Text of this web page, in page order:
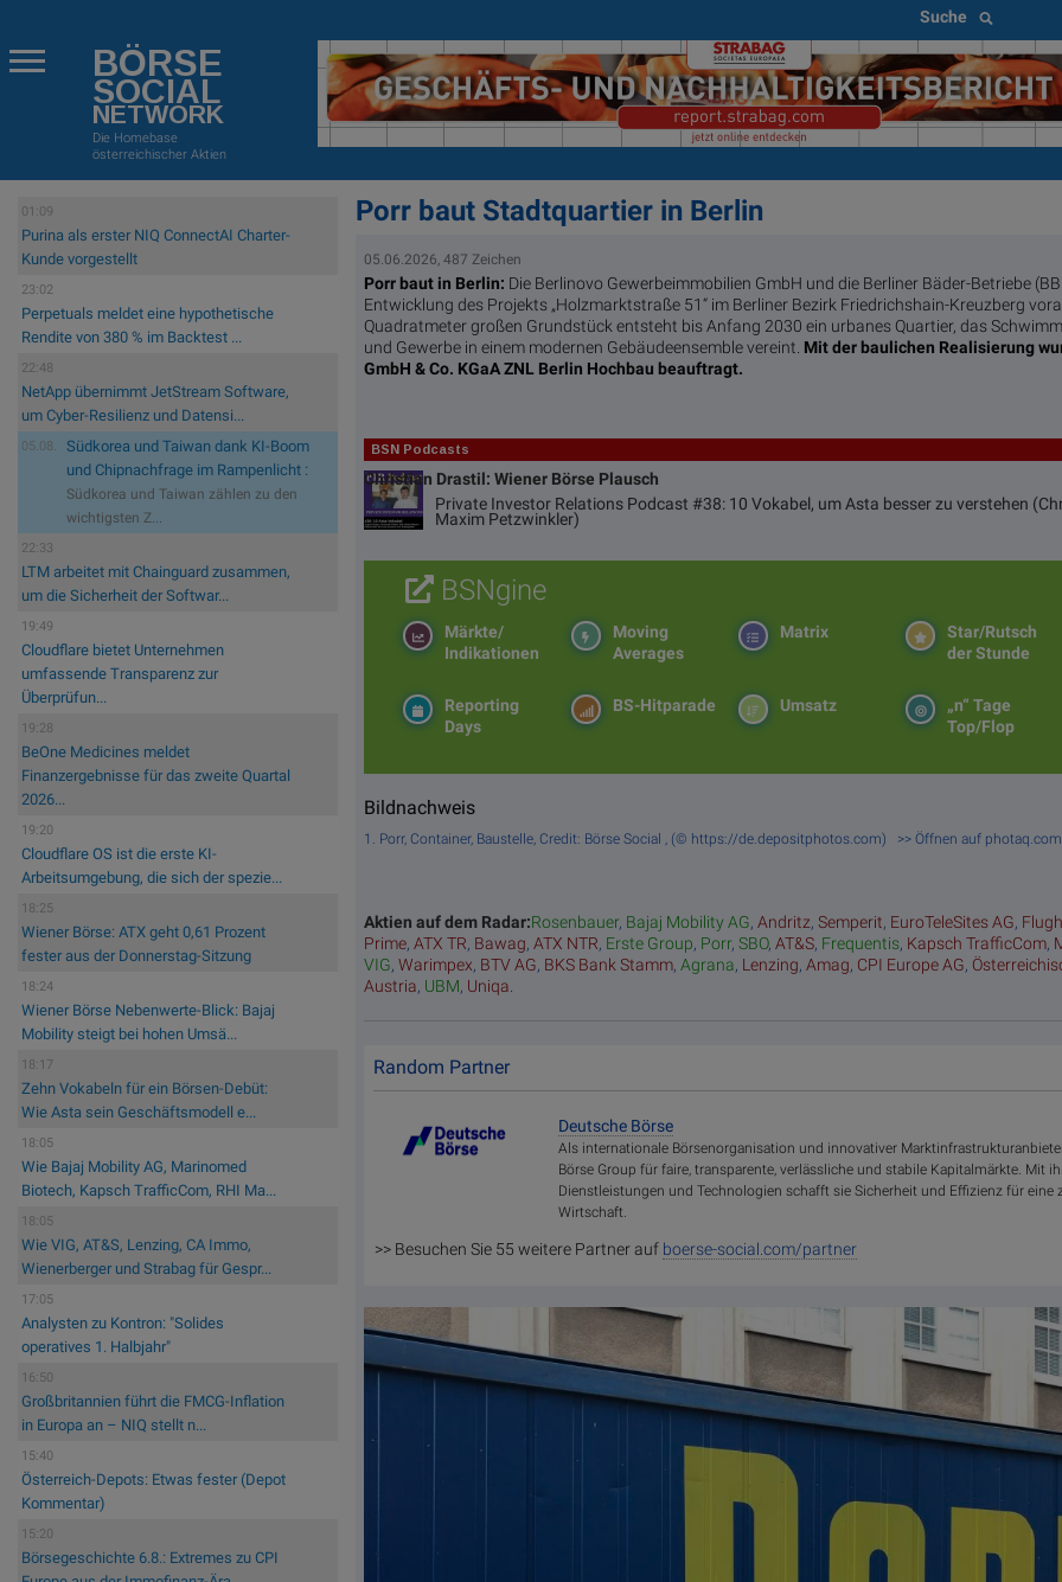
Suche
BÖRSE
SOCIAL
NETWORK
Die Homebase
österreichischer Aktien
01:09
Purina als erster NIQ ConnectAI Charter-
Kunde vorgestellt
23:02
Perpetuals meldet eine hypothetische
Rendite von 380 % im Backtest ...
22:48
NetApp übernimmt JetStream Software,
um Cyber-Resilienz und Datensi...
05.08.
Südkorea und Taiwan dank KI-Boom
und Chipnachfrage im Rampenlicht :
Südkorea und Taiwan zählen zu den
wichtigsten Z...
22:33
LTM arbeitet mit Chainguard zusammen,
um die Sicherheit der Softwar...
19:49
Cloudflare bietet Unternehmen
umfassende Transparenz zur
Überprüfun...
19:28
BeOne Medicines meldet
Finanzergebnisse für das zweite Quartal
2026...
19:20
Cloudflare OS ist die erste KI-
Arbeitsumgebung, die sich der spezie...
18:25
Wiener Börse: ATX geht 0,61 Prozent
fester aus der Donnerstag-Sitzung
18:24
Wiener Börse Nebenwerte-Blick: Bajaj
Mobility steigt bei hohen Umsä...
18:17
Zehn Vokabeln für ein Börsen-Debüt:
Wie Asta sein Geschäftsmodell e...
18:05
Wie Bajaj Mobility AG, Marinomed
Biotech, Kapsch TrafficCom, RHI Ma...
18:05
Wie VIG, AT&S, Lenzing, CA Immo,
Wienerberger und Strabag für Gespr...
17:05
Analysten zu Kontron: "Solides
operatives 1. Halbjahr"
16:50
Großbritannien führt die FMCG-Inflation
in Europa an – NIQ stellt n...
15:40
Österreich-Depots: Etwas fester (Depot
Kommentar)
15:20
Börsegeschichte 6.8.: Extremes zu CPI
Porr baut Stadtquartier in Berlin
05.06.2026, 487 Zeichen
Porr baut in Berlin: Die Berlinovo Gewerbeimmobilien GmbH und die Berliner Bäder-Betriebe
Entwicklung des Projekts „Holzmarktstraße 51“ im Berliner Bezirk Friedrichshain-Kreuzberg
Quadratmeter großen Grundstück entsteht bis Anfang 2030 ein urbanes Quartier, das
und Gewerbe in einem modernen Gebäudeensemble vereint. Mit der baulichen Realisierung
GmbH & Co. KGaA ZNL Berlin Hochbau beauftragt.
BSN Podcasts
Christian Drastil: Wiener Börse Plausch
Private Investor Relations Podcast #38: 10 Vokabel, um Asta besser zu verstehen
Maxim Petzwinkler)
BSNgine
Star/Rutsch
der Stunde
Matrix
Moving
Averages
Märkte/
Indikationen
„n“ Tage
Top/Flop
Umsatz
BS-Hitparade
Reporting
Days
Bildnachweis
1. Porr, Container, Baustelle, Credit: Börse Social , (© https://de.depositphotos.com) >> Öffnen auf photaq.com
Aktien auf dem Radar:Rosenbauer, Bajaj Mobility AG,Andritz,Semperit, EuroTeleSites AG,
Prime,ATX TR, Bawag,ATX NTR, Erste Group, Porr,SBO,AT&S, Frequentis, Kapsch TrafficCom,
VIG,Warimpex, BTV AG, BKS Bank Stamm,Agrana, Lenzing,Amag, CPI Europe AG,
Austria, UBM, Uniqa
Random Partner
Deutsche Börse
Als internationale Börsenorganisation und innovativer
Börse Group für faire, transparente, verlässliche und stabile Kapitalmärkte. Mit
Dienstleistungen und Technologien schafft sie Sicherheit und Effizienz für eine
Wirtschaft.
>> Besuchen Sie 55 weitere Partner auf boerse-social.com/partner